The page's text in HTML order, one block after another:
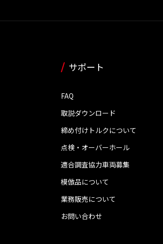
サポート
FAQ
取説ダウンロード
締め付けトルクについて
点検・オーバーホール
適合調査協力車両募集
模倣品について
業務販売について
お問い合わせ